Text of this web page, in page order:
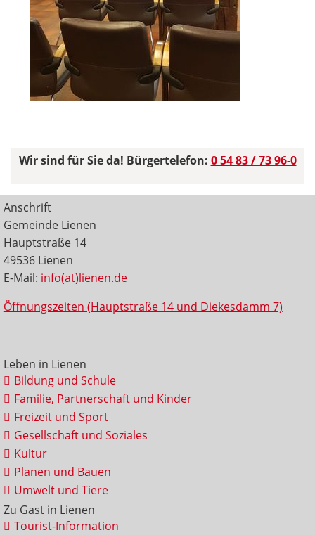
Wir sind für Sie da! Bürgertelefon: 0 54 83 / 73 96-0
Anschrift
Gemeinde Lienen
Hauptstraße 14
49536 Lienen
E-Mail: info(at)lienen.de
Öffnungszeiten (Hauptstraße 14 und Diekesdamm 7)
Leben in Lienen
Bildung und Schule
Familie, Partnerschaft und Kinder
Freizeit und Sport
Gesellschaft und Soziales
Kultur
Planen und Bauen
Umwelt und Tiere
Zu Gast in Lienen
Tourist-Information